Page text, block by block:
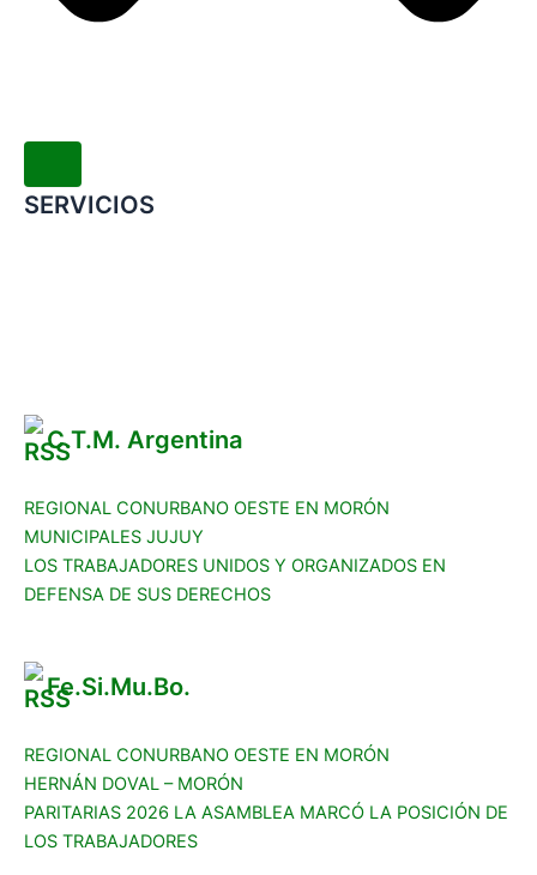
SERVICIOS
C.T.M. Argentina
REGIONAL CONURBANO OESTE EN MORÓN
MUNICIPALES JUJUY
LOS TRABAJADORES UNIDOS Y ORGANIZADOS EN
DEFENSA DE SUS DERECHOS
Fe.Si.Mu.Bo.
REGIONAL CONURBANO OESTE EN MORÓN
HERNÁN DOVAL – MORÓN
PARITARIAS 2026 LA ASAMBLEA MARCÓ LA POSICIÓN DE
LOS TRABAJADORES